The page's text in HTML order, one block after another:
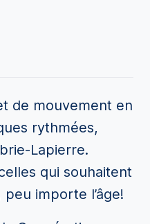
de mouvement en
rythmées,
Lapierre.
qui souhaitent
importe l’âge!